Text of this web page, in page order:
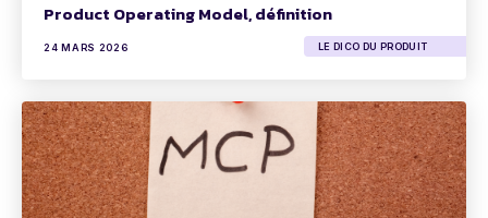
Product Operating Model, définition
24 MARS 2026 LE DICO DU PRODUIT